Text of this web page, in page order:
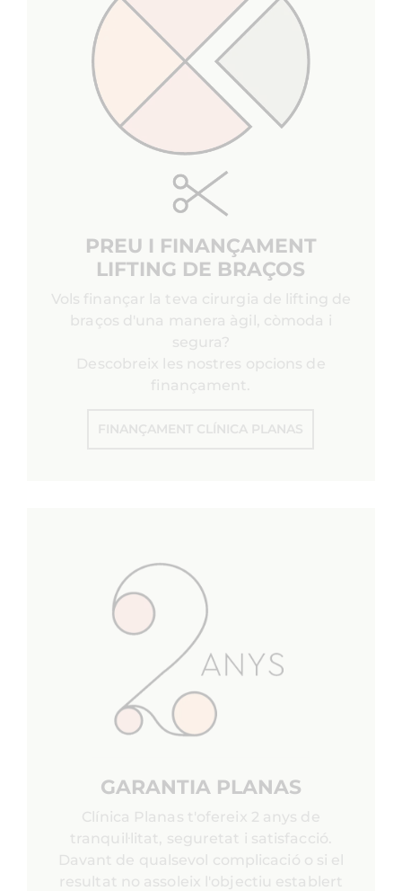
PREU I FINANÇAMENT
LIFTING DE BRAÇOS
Vols finançar la teva cirurgia de lifting de
braços d'una manera àgil, còmoda i
segura?
Descobreix les nostres opcions de
finançament.
FINANÇAMENT CLÍNICA PLANAS
GARANTIA PLANAS
Clínica Planas t'ofereix 2 anys de
tranquil·litat, seguretat i satisfacció.
Davant de qualsevol complicació o si el
resultat no assoleix l'objectiu establert